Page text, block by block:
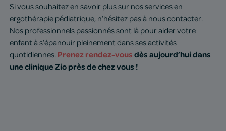
Si vous souhaitez en savoir plus sur nos services en
ergothérapie pédiatrique, n’hésitez pas à nous contacter.
Nos professionnels passionnés sont là pour aider votre
enfant à s’épanouir pleinement dans ses activités
quotidiennes. Prenez rendez-vousdès aujourd’hui dans
une clinique Zio près de chez vous !